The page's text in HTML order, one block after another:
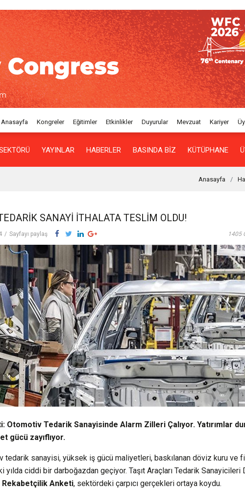
Anasayfa Kongreler Eğitimler Etkinlikler Duyurular Mevzuat Kariyer
YAYINLAR HABERLER BASINDA BIZ KÜTÜPHANE
Anasayfa
SANAYI İTHALATA TESLIM OLDU!
/ Sayfayı paylaş 1405
Otomotiv Tedarik Sanayisinde Alarm Zilleri Çalıyor. Yatırımlar
gücü zayıflıyor.
tedarik sanayisi, yüksek iş gücü maliyetleri, baskılanan döviz kuru ve
yılda ciddi bir darboğazdan geçiyor. Taşıt Araçları Tedarik Sanayicileri
Rekabetçilik Anketi, sektördeki çarpıcı gerçekleri ortaya koydu.